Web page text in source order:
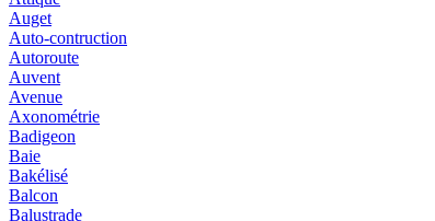
Auget
Auto-contruction
Autoroute
Auvent
Avenue
Axonométrie
Badigeon
Baie
Bakélisé
Balcon
Balustrade